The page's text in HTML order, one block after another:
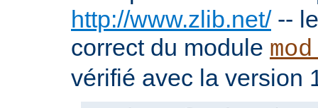
http://www.zlib.net/--
correct du module
vérifié avec la version